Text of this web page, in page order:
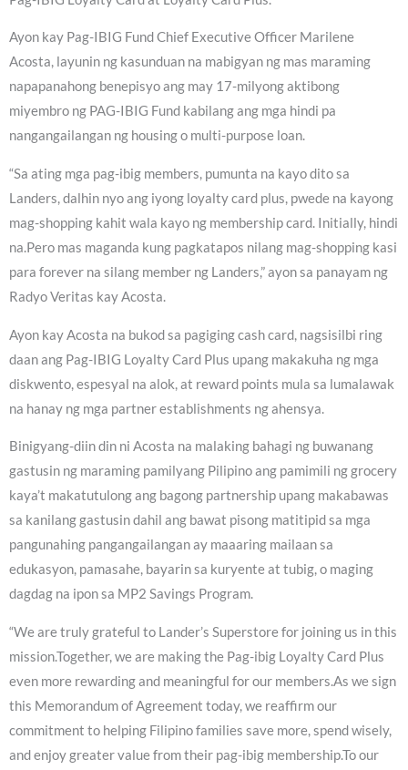
Ayon kay Pag-IBIG Fund Chief Executive Officer Marilene
Acosta, layunin ng kasunduan na mabigyan ng mas maraming
napapanahong benepisyo ang may 17-milyong aktibong
miyembro ng PAG-IBIG Fund kabilang ang mga hindi pa
nangangailangan ng housing o multi-purpose loan.
“Sa ating mga pag-ibig members, pumunta na kayo dito sa
Landers, dalhin nyo ang iyong loyalty card plus, pwede na kayong
mag-shopping kahit wala kayo ng membership card. Initially, hindi
na.Pero mas maganda kung pagkatapos nilang mag-shopping kasi
para forever na silang member ng Landers,” ayon sa panayam ng
Radyo Veritas kay Acosta.
Ayon kay Acosta na bukod sa pagiging cash card, nagsisilbi ring
daan ang Pag-IBIG Loyalty Card Plus upang makakuha ng mga
diskwento, espesyal na alok, at reward points mula sa lumalawak
na hanay ng mga partner establishments ng ahensya.
Binigyang-diin din ni Acosta na malaking bahagi ng buwanang
gastusin ng maraming pamilyang Pilipino ang pamimili ng grocery
kaya’t makatutulong ang bagong partnership upang makabawas
sa kanilang gastusin dahil ang bawat pisong matitipid sa mga
pangunahing pangangailangan ay maaaring mailaan sa
edukasyon, pamasahe, bayarin sa kuryente at tubig, o maging
dagdag na ipon sa MP2 Savings Program.
“We are truly grateful to Lander’s Superstore for joining us in this
mission.Together, we are making the Pag-ibig Loyalty Card Plus
even more rewarding and meaningful for our members.As we sign
this Memorandum of Agreement today, we reaffirm our
commitment to helping Filipino families save more, spend wisely,
and enjoy greater value from their pag-ibig membership.To our